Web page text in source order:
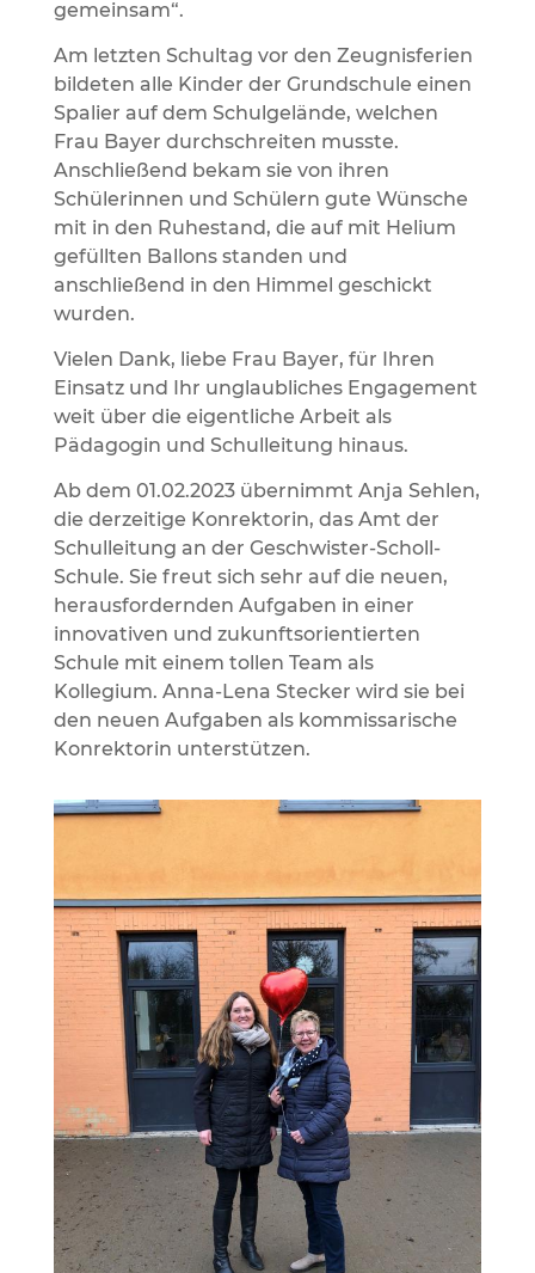
gemeinsam“.
Am letzten Schultag vor den Zeugnisferien
bildeten alle Kinder der Grundschule einen
Spalier auf dem Schulgelände, welchen
Frau Bayer durchschreiten musste.
Anschließend bekam sie von ihren
Schülerinnen und Schülern gute Wünsche
mit in den Ruhestand, die auf mit Helium
gefüllten Ballons standen und
anschließend in den Himmel geschickt
wurden.
Vielen Dank, liebe Frau Bayer, für Ihren
Einsatz und Ihr unglaubliches Engagement
weit über die eigentliche Arbeit als
Pädagogin und Schulleitung hinaus.
Ab dem 01.02.2023 übernimmt Anja Sehlen,
die derzeitige Konrektorin, das Amt der
Schulleitung an der Geschwister-Scholl-
Schule. Sie freut sich sehr auf die neuen,
herausfordernden Aufgaben in einer
innovativen und zukunftsorientierten
Schule mit einem tollen Team als
Kollegium. Anna-Lena Stecker wird sie bei
den neuen Aufgaben als kommissarische
Konrektorin unterstützen.